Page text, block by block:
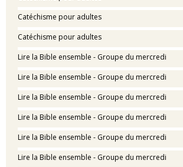
Catéchisme pour adultes
Catéchisme pour adultes
Lire la Bible ensemble - Groupe du mercredi
Lire la Bible ensemble - Groupe du mercredi
Lire la Bible ensemble - Groupe du mercredi
Lire la Bible ensemble - Groupe du mercredi
Lire la Bible ensemble - Groupe du mercredi
Lire la Bible ensemble - Groupe du mercredi